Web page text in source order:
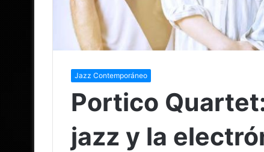
Jazz Contemporáneo
Portico
jazz y la